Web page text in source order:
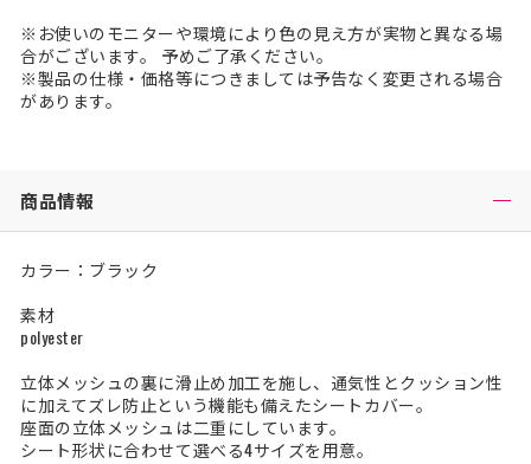
※お使いのモニターや環境により色の見え方が実物と異なる場
合がございます。 予めご了承ください。
※製品の仕様・価格等につきましては予告なく変更される場合
があります。
商品情報
カラー：ブラック
素材
polyester
立体メッシュの裏に滑止め加工を施し、通気性とクッション性
に加えてズレ防止という機能も備えたシートカバー。
座面の立体メッシュは二重にしています。
シート形状に合わせて選べる4サイズを用意。